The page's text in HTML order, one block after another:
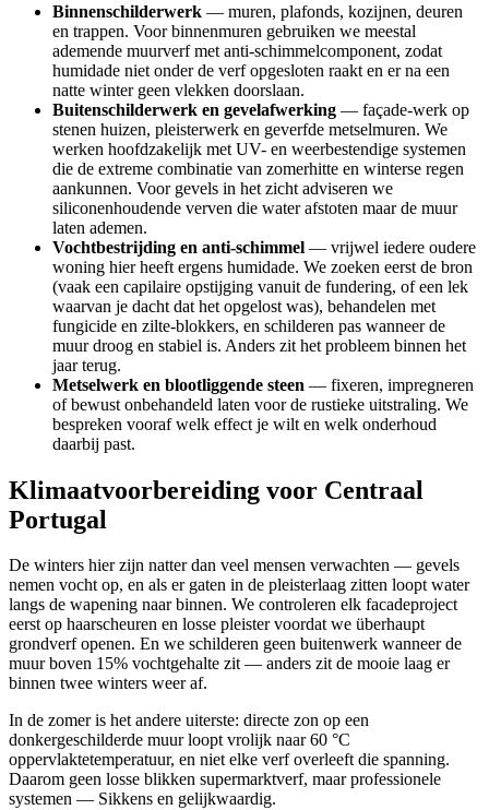
Binnenschilderwerk — muren, plafonds, kozijnen, deuren
en trappen. Voor binnenmuren gebruiken we meestal
ademende muurverf met anti-schimmelcomponent, zodat
humidade niet onder de verf opgesloten raakt en er na een
natte winter geen vlekken doorslaan.
Buitenschilderwerk en gevelafwerking — façade-werk op
stenen huizen, pleisterwerk en geverfde metselmuren. We
werken hoofdzakelijk met UV- en weerbestendige systemen
die de extreme combinatie van zomerhitte en winterse regen
aankunnen. Voor gevels in het zicht adviseren we
siliconenhoudende verven die water afstoten maar de muur
laten ademen.
Vochtbestrijding en anti-schimmel — vrijwel iedere oudere
woning hier heeft ergens humidade. We zoeken eerst de bron
(vaak een capilaire opstijging vanuit de fundering, of een lek
waarvan je dacht dat het opgelost was), behandelen met
fungicide en zilte-blokkers, en schilderen pas wanneer de
muur droog en stabiel is. Anders zit het probleem binnen het
jaar terug.
Metselwerk en blootliggende steen — fixeren, impregneren
of bewust onbehandeld laten voor de rustieke uitstraling. We
bespreken vooraf welk effect je wilt en welk onderhoud
daarbij past.
Klimaatvoorbereiding voor Centraal
Portugal
De winters hier zijn natter dan veel mensen verwachten — gevels
nemen vocht op, en als er gaten in de pleisterlaag zitten loopt water
langs de wapening naar binnen. We controleren elk facadeproject
eerst op haarscheuren en losse pleister voordat we überhaupt
grondverf openen. En we schilderen geen buitenwerk wanneer de
muur boven 15% vochtgehalte zit — anders zit de mooie laag er
binnen twee winters weer af.
In de zomer is het andere uiterste: directe zon op een
donkergeschilderde muur loopt vrolijk naar 60 °C
oppervlaktetemperatuur, en niet elke verf overleeft die spanning.
Daarom geen losse blikken supermarktverf, maar professionele
systemen — Sikkens en gelijkwaardig.